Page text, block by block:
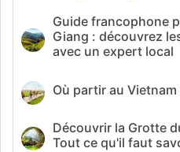
Guide francophone
Giang : découvrez
avec un expert local
Où partir au Vietnam
Découvrir la Grotte
Tout ce qu'il faut